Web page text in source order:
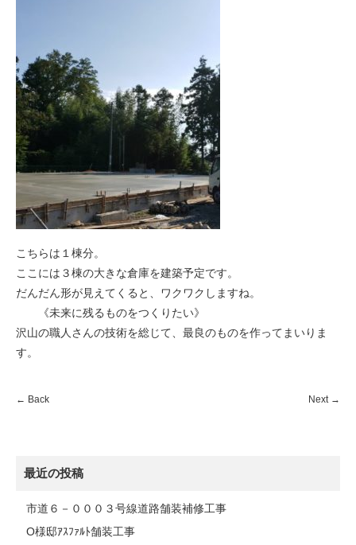
こちらは１棟分。
ここには３棟の大きな倉庫を建築予定です。
だんだん形が見えてくると、ワクワクしますね。
《未来に残るものをつくりたい》
沢山の職人さんの技術を総じて、最良のものを作ってまいりま
す。
← Back Next →
最近の投稿
市道６－０００３号線道路舗装補修工事
O様邸ｱｽﾌｧﾙﾄ舗装工事